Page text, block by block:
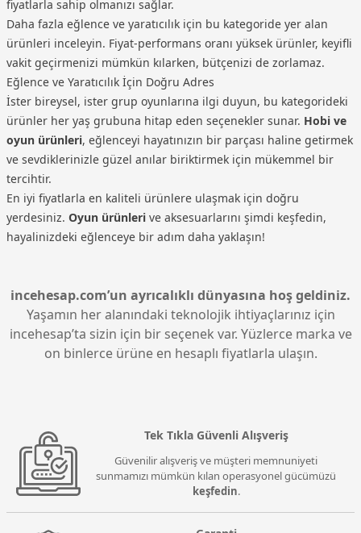
fiyatlarla sahip olmanızı sağlar.
Daha fazla eğlence ve yaratıcılık için bu kategoride yer alan
ürünleri inceleyin. Fiyat-performans oranı yüksek ürünler, keyifli
vakit geçirmenizi mümkün kılarken, bütçenizi de zorlamaz.
Eğlence ve Yaratıcılık İçin Doğru Adres
İster bireysel, ister grup oyunlarına ilgi duyun, bu kategorideki
ürünler her yaş grubuna hitap eden seçenekler sunar. Hobi ve
oyun ürünleri, eğlenceyi hayatınızın bir parçası haline getirmek
ve sevdiklerinizle güzel anılar biriktirmek için mükemmel bir
tercihtir.
En iyi fiyatlarla en kaliteli ürünlere ulaşmak için doğru
yerdesiniz. Oyun ürünleri ve aksesuarlarını şimdi keşfedin,
hayalinizdeki eğlenceye bir adım daha yaklaşın!
incehesap.com’un ayrıcalıklı dünyasına hoş geldiniz.
Yaşamın her alanındaki teknolojik ihtiyaçlarınız için
incehesap’ta sizin için bir seçenek var. Yüzlerce marka ve
on binlerce ürüne en hesaplı fiyatlarla ulaşın.
Tek Tıkla Güvenli Alışveriş
Güvenilir alışveriş ve müşteri memnuniyeti
sunmamızı mümkün kılan operasyonel gücümüzü
keşfedin.